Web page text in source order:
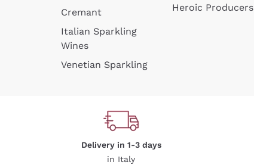
Cremant
Italian Sparkling
Wines
Venetian Sparkling
Heroic Producers
Delivery in 1-3 days
in Italy